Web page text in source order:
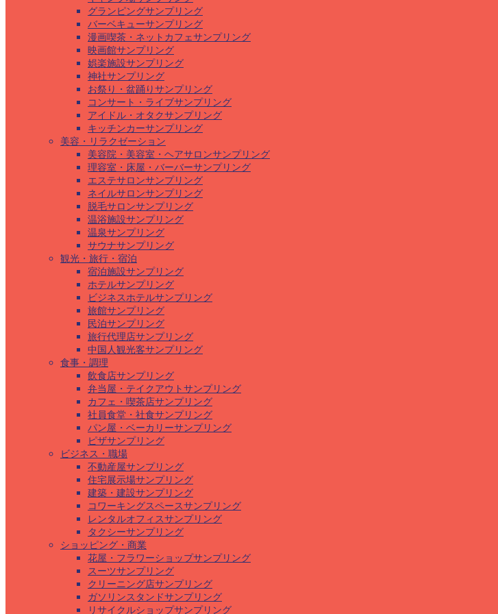
グランピングサンプリング
バーベキューサンプリング
漫画喫茶・ネットカフェサンプリング
映画館サンプリング
娯楽施設サンプリング
神社サンプリング
お祭り・盆踊りサンプリング
コンサート・ライブサンプリング
アイドル・オタクサンプリング
キッチンカーサンプリング
美容・リラクゼーション
美容院・美容室・ヘアサロンサンプリング
理容室・床屋・バーバーサンプリング
エステサロンサンプリング
ネイルサロンサンプリング
脱毛サロンサンプリング
温浴施設サンプリング
温泉サンプリング
サウナサンプリング
観光・旅行・宿泊
宿泊施設サンプリング
ホテルサンプリング
ビジネスホテルサンプリング
旅館サンプリング
民泊サンプリング
旅行代理店サンプリング
中国人観光客サンプリング
食事・調理
飲食店サンプリング
弁当屋・テイクアウトサンプリング
カフェ・喫茶店サンプリング
社員食堂・社食サンプリング
パン屋・ベーカリーサンプリング
ピザサンプリング
ビジネス・職場
不動産屋サンプリング
住宅展示場サンプリング
建築・建設サンプリング
コワーキングスペースサンプリング
レンタルオフィスサンプリング
タクシーサンプリング
ショッピング・商業
花屋・フラワーショップサンプリング
スーツサンプリング
クリーニング店サンプリング
ガソリンスタンドサンプリング
リサイクルショップサンプリング